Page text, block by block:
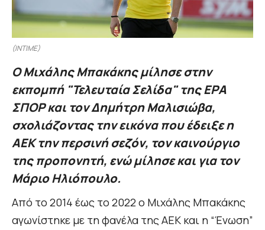
(INTIME)
Ο Μιχάλης Μπακάκης μίλησε στην
εκπομπή "Τελευταία Σελίδα" της ΕΡΑ
ΣΠΟΡ και τον Δημήτρη Μαλισιώβα,
σχολιάζοντας την εικόνα που έδειξε η
ΑΕΚ την περσινή σεζόν, τον καινούργιο
της προπονητή, ενώ μίλησε και για τον
Μάριο Ηλιόπουλο.
Από το 2014 έως το 2022 ο Μιχάλης Μπακάκης
αγωνίστηκε με τη φανέλα της ΑΕΚ και η “Ένωση”